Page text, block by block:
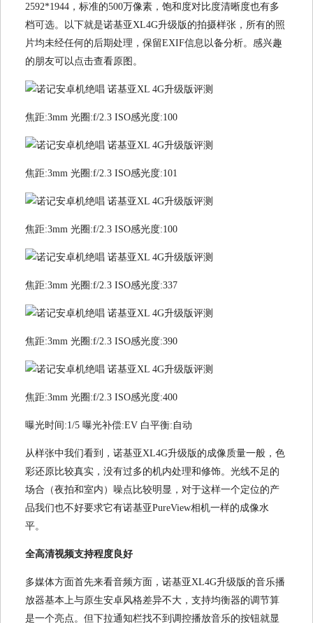
2592*1944，标准的500万像素，饱和度对比度清晰度也有多
档可选。以下就是诺基亚XL4G升级版的拍摄样张，所有的照
片均未经任何的后期处理，保留EXIF信息以备分析。感兴趣
的朋友可以点击查看原图。
焦距:3mm 光圈:f/2.3 ISO感光度:100
焦距:3mm 光圈:f/2.3 ISO感光度:101
焦距:3mm 光圈:f/2.3 ISO感光度:100
焦距:3mm 光圈:f/2.3 ISO感光度:337
焦距:3mm 光圈:f/2.3 ISO感光度:390
焦距:3mm 光圈:f/2.3 ISO感光度:400
曝光时间:1/5 曝光补偿:EV 白平衡:自动
从样张中我们看到，诺基亚XL4G升级版的成像质量一般，色
彩还原比较真实，没有过多的机内处理和修饰。光线不足的
场合（夜拍和室内）噪点比较明显，对于这样一个定位的产
品我们也不好要求它有诺基亚PureView相机一样的成像水
平。
全高清视频支持程度良好
多媒体方面首先来看音频方面，诺基亚XL4G升级版的音乐播
放器基本上与原生安卓风格差异不大，支持均衡器的调节算
是一个亮点。但下拉通知栏找不到调控播放音乐的按钮就显